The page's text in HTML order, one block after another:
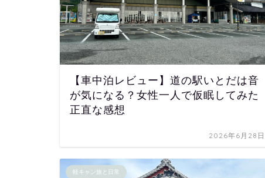
【車中泊レビュー】道の駅いとだは音
が気になる？女性一人で仮眠してみた
正直な感想
2026年6月28日
軽キャン旅と日常